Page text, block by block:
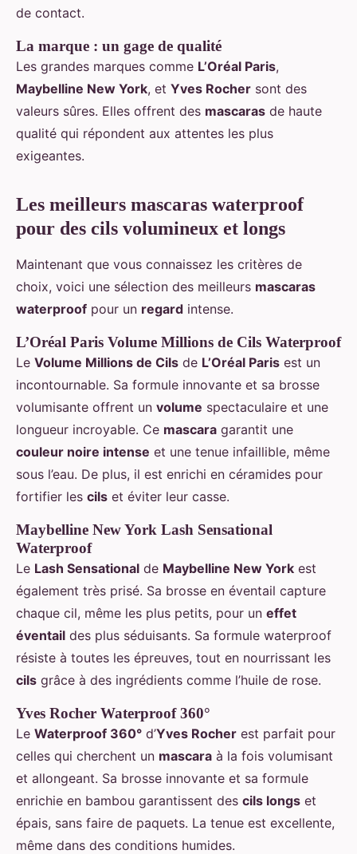
de contact.
La marque : un gage de qualité
Les grandes marques comme L’Oréal Paris,
Maybelline New York, et Yves Rocher sont des
valeurs sûres. Elles offrent des mascaras de haute
qualité qui répondent aux attentes les plus
exigeantes.
Les meilleurs mascaras waterproof
pour des cils volumineux et longs
Maintenant que vous connaissez les critères de
choix, voici une sélection des meilleurs mascaras
waterproof pour un regard intense.
L’Oréal Paris Volume Millions de Cils Waterproof
Le Volume Millions de Cils de L’Oréal Paris est un
incontournable. Sa formule innovante et sa brosse
volumisante offrent un volume spectaculaire et une
longueur incroyable. Ce mascara garantit une
couleur noire intense et une tenue infaillible, même
sous l’eau. De plus, il est enrichi en céramides pour
fortifier les cils et éviter leur casse.
Maybelline New York Lash Sensational
Waterproof
Le Lash Sensational de Maybelline New York est
également très prisé. Sa brosse en éventail capture
chaque cil, même les plus petits, pour un effet
éventail des plus séduisants. Sa formule waterproof
résiste à toutes les épreuves, tout en nourrissant les
cils grâce à des ingrédients comme l’huile de rose.
Yves Rocher Waterproof 360°
Le Waterproof 360° d’Yves Rocher est parfait pour
celles qui cherchent un mascara à la fois volumisant
et allongeant. Sa brosse innovante et sa formule
enrichie en bambou garantissent des cils longs et
épais, sans faire de paquets. La tenue est excellente,
même dans des conditions humides.